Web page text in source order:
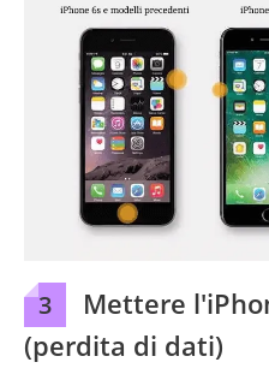
3
Mettere
(perdita di dati)